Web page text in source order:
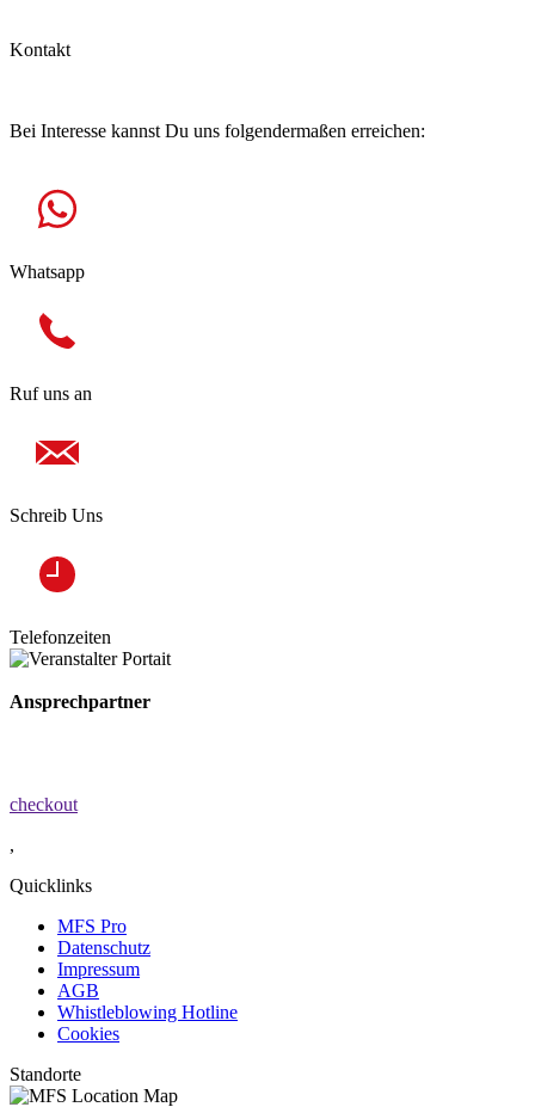
Kontakt
Bei Interesse kannst Du uns folgendermaßen erreichen:
Whatsapp
Ruf uns an
Schreib Uns
Telefonzeiten
Ansprechpartner
checkout
,
Quicklinks
MFS Pro
Datenschutz
Impressum
AGB
Whistleblowing Hotline
Cookies
Standorte